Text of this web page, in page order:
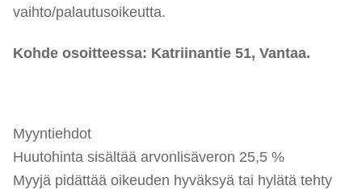
vaihto/palautusoikeutta.
Kohde osoitteessa: Katriinantie 51, Vantaa.
Myyntiehdot
Huutohinta sisältää arvonlisäveron 25,5 %
Myyjä pidättää oikeuden hyväksyä tai hylätä tehty